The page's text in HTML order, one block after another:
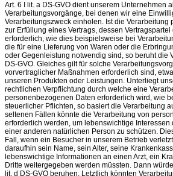
Art. 6 I lit. a DS-GVO dient unserem Unternehmen
Verarbeitungsvorgänge, bei denen wir eine
Verarbeitungszweck einholen. Ist die Verarbeitung
zur Erfüllung eines Vertrags, dessen
erforderlich, wie dies beispielsweise bei
die für eine Lieferung von Waren oder die
oder Gegenleistung notwendig sind, so beruht die
DS-GVO. Gleiches gilt für solche
vorvertraglicher Maßnahmen erforderlich sind,
unseren Produkten oder Leistungen. Unterliegt
rechtlichen Verpflichtung durch welche eine
personenbezogenen Daten erforderlich wird, wie
steuerlicher Pflichten, so basiert die Verarbeitung
seltenen Fällen könnte die Verarbeitung von
erforderlich werden, um lebenswichtige Interessen
einer anderen natürlichen Person zu schützen.
Fall, wenn ein Besucher in unserem Betrieb
daraufhin sein Name, sein Alter, seine
lebenswichtige Informationen an einen Arzt, ein
Dritte weitergegeben werden müssten. Dann würde
lit. d DS-GVO beruhen. Letztlich könnten